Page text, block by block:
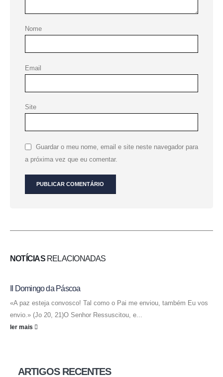
Nome
Email
Site
Guardar o meu nome, email e site neste navegador para
a próxima vez que eu comentar.
NOTÍCIASRELACIONADAS
II Domingo da Páscoa
«A paz esteja convosco! Tal como o Pai me enviou, também Eu vos
envio.» (Jo 20, 21)O Senhor Ressuscitou, e...
ler mais
ARTIGOS RECENTES